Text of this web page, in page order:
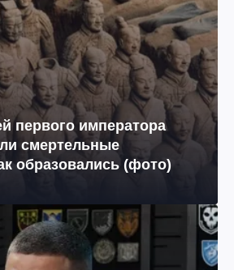
первого императора
смертельные
образовались (фото)